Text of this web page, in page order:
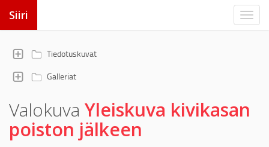
Siiri
Tiedotuskuvat
Galleriat
Valokuva Yleiskuva kivikasan
poiston jälkeen